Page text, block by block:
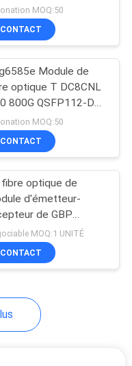
FE-100LX
le module
MOQ:50
CONTACT
Module de
optique T DC8CNL
800G QSFP112-DD
3he0062cb
de récepteur
MOQ:50
CONTACT
optique de
d'émetteur-
de GBP
Ethernet
10GB-SR
MOQ:1 UNITÉ
CONTACT